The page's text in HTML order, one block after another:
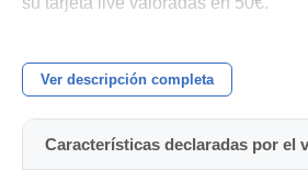
Ver descripción completa
Características declaradas por el